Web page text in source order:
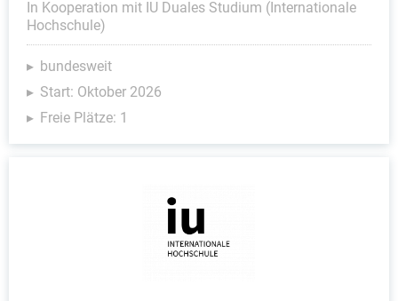
In Kooperation mit IU Duales Studium (Internationale
Hochschule)
bundesweit
Start: Oktober 2026
Freie Plätze: 1